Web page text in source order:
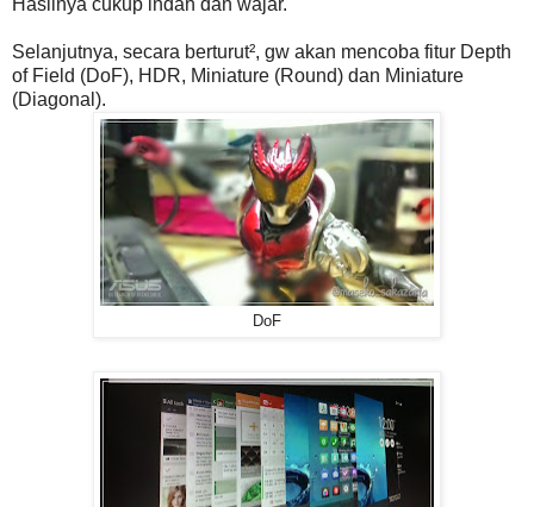
Selanjutnya, secara berturut², gw akan mencoba fitur Depth
of Field (DoF), HDR, Miniature (Round) dan Miniature
(Diagonal).
DoF